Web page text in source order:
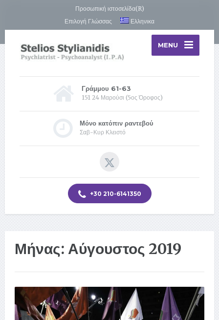
Προσωπική ιστοσελίδα(R)
Επιλογή Γλώσσας
Ελληνικα
MENU
Γράμμου 61-63
151 24 Μαρούσι (5ος Όροφος)
Μόνο κατόπιν ραντεβού
Σαβ-Κυρ Κλειστό
+30 210-6141350
Μήνας: Αύγουστος 2019